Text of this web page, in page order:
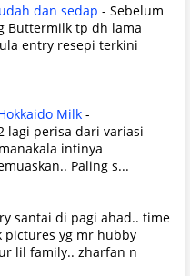
dan sedap - Sebelum
Buttermilk tp dh lama
entry resepi terkini
Milk -
lagi perisa dari variasi
intinya
Paling s...
santai di pagi ahad.. time
pictures yg mr hubby
lil family.. zharfan n